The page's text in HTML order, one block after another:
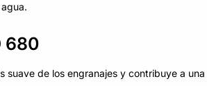
680
suave de los engranajes y contribuye a una